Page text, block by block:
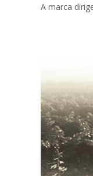
A marca